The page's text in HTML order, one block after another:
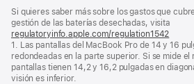
Si quieres saber más sobre los gastos que
gestión de las baterías desechadas, visita
regulatoryinfo.apple.com/regulation1542
abre
en
una
1. Las pantallas del MacBook Pro de 14 y 16
redondeadas en la parte superior. Si se mide
pantallas tienen 14,2 y 16,2 pulgadas en
visión es inferior.